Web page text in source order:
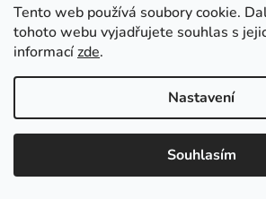
Tento web používá soubory cookie.
tohoto webu vyjadřujete souhlas s
informacízde.
Nastavení
Souhlasím
CZK
�esko